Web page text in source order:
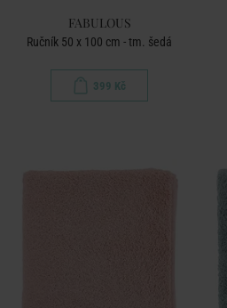
FABULOUS
Ručník 50 x 100 cm - tm. šedá
399 Kč